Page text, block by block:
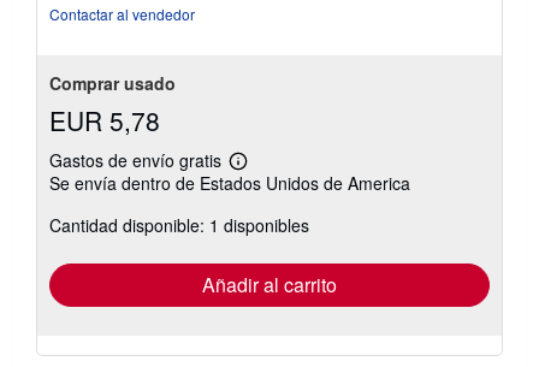
Contactar al vendedor
Comprar usado
EUR 5,78
Gastos de envío gratis
Más
información
las
tarifas
envío
Se envía dentro de Estados Unidos de America
Cantidad disponible: 1 disponibles
Añadir al carrito